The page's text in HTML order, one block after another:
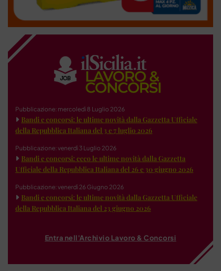
Pubblicazione: mercoledì 8 Luglio 2026
Bandi e concorsi: le ultime novità dalla Gazzetta Ufficiale
della Repubblica Italiana del 3 e 7 luglio 2026
Pubblicazione: venerdì 3 Luglio 2026
Bandi e concorsi: ecco le ultime novità dalla Gazzetta
Ufficiale della Repubblica Italiana del 26 e 30 giugno 2026
Pubblicazione: venerdì 26 Giugno 2026
Bandi e concorsi: le ultime novità dalla Gazzetta Ufficiale
della Repubblica Italiana del 23 giugno 2026
Entra nell'Archivio Lavoro & Concorsi